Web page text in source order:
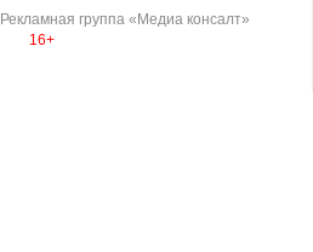
Рекламная группа «Медиа консалт»
16+